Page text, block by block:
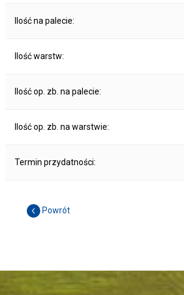
Ilość na palecie:
Ilość warstw:
Ilość op. zb. na palecie:
Ilość op. zb. na warstwie:
Termin przydatności:
Powrót